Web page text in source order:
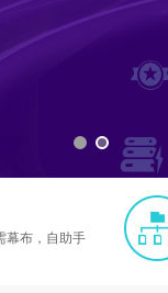
幕布，自助手